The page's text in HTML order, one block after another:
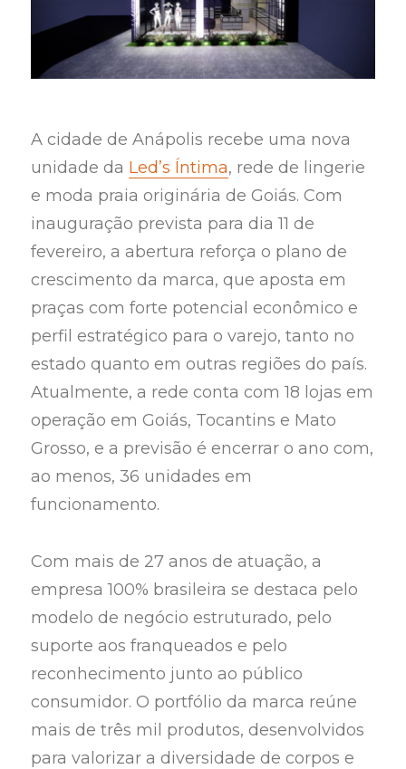
A cidade de Anápolis recebe uma nova
unidade da Led’s Íntima, rede de lingerie
e moda praia originária de Goiás. Com
inauguração prevista para dia 11 de
fevereiro, a abertura reforça o plano de
crescimento da marca, que aposta em
praças com forte potencial econômico e
perfil estratégico para o varejo, tanto no
estado quanto em outras regiões do país.
Atualmente, a rede conta com 18 lojas em
operação em Goiás, Tocantins e Mato
Grosso, e a previsão é encerrar o ano com,
ao menos, 36 unidades em
funcionamento.
Com mais de 27 anos de atuação, a
empresa 100% brasileira se destaca pelo
modelo de negócio estruturado, pelo
suporte aos franqueados e pelo
reconhecimento junto ao público
consumidor. O portfólio da marca reúne
mais de três mil produtos, desenvolvidos
para valorizar a diversidade de corpos e